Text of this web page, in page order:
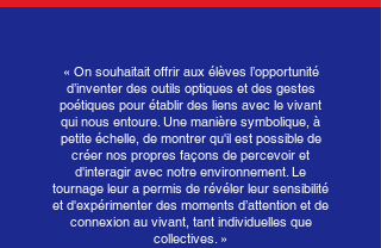
« On souhaitait offrir aux élèves l’opportunité
d’inventer des outils optiques et des gestes
poétiques pour établir des liens avec le vivant
qui nous entoure. Une manière symbolique, à
petite échelle, de montrer qu'il est possible de
créer nos propres façons de percevoir et
d'interagir avec notre environnement. Le
tournage leur a permis de révéler leur sensibilité
et d'expérimenter des moments d’attention et de
connexion au vivant, tant individuelles que
collectives. »